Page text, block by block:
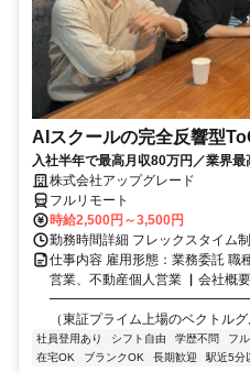
AIスクールの完全反響型
入社半年で最高月収80万円／業界
株式会社アップグレード
フルリモート
時給2,500円～3,500円
勤務時間詳細 フレックスタイム制
仕事内容 雇用形態：業務委託 職
営業、不動産個人営業 ▏会社概要
━━━━━━━━━━━━━━━━━━
（東証プライム上場のベクトル
社員登用あり シフト自由 学歴不問 フ
在宅OK
ブランクOK 長期歓迎 駅近5分